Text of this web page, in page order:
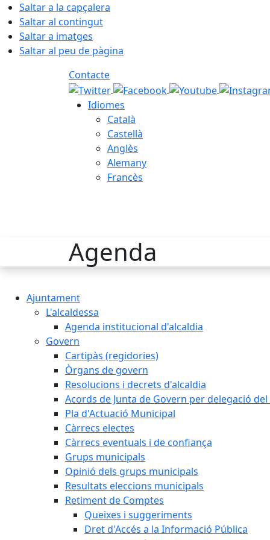
Saltar a la capçalera
Saltar al contingut
Saltar a imatges
Saltar al peu de pàgina
Contacte
Idiomes
Català
Castellà
Anglès
Alemany
Francès
Agenda
Ajuntament
L'alcaldessa
Agenda institucional d'alcaldia
Govern
Cartipàs (regidories)
Òrgans de govern
Resolucions i decrets d'alcaldia
Acords de Junta de Govern per delegació del
Pla d'Actuació Municipal
Càrrecs electes
Càrrecs eventuals i de confiança
Grups municipals
Opinió dels grups municipals
Resultats eleccions municipals
Retiment de Comptes
Queixes i suggeriments
Dret d'Accés a la Informació Pública